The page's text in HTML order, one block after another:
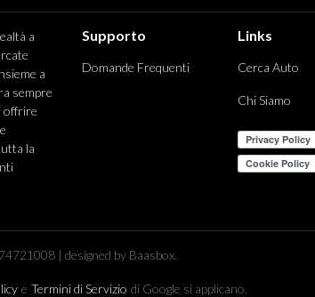
a
a
sempre
offrire
la
Supporto
Domande Frequenti
Links
Cerca Auto
Chi Siamo
| designed by Baasbox.
e Termini di Servizio di Google si applicano.